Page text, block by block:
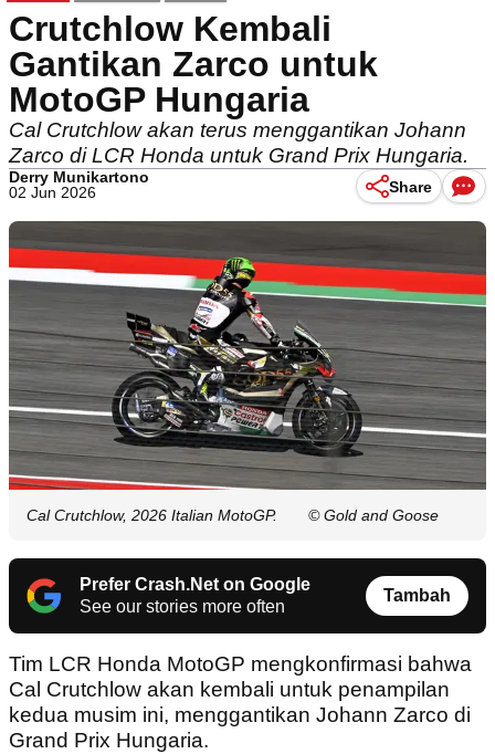
Crutchlow Kembali
Gantikan Zarco untuk
MotoGP Hungaria
Cal Crutchlow akan terus menggantikan Johann
Zarco di LCR Honda untuk Grand Prix Hungaria.
Derry Munikartono
02 Jun 2026
Share
Cal Crutchlow, 2026 Italian MotoGP. © Gold and Goose
Prefer Crash.Net on Google
See our stories more often
Tambah
Tim LCR Honda MotoGP mengkonfirmasi bahwa
Cal Crutchlow akan kembali untuk penampilan
kedua musim ini, menggantikan Johann Zarco di
Grand Prix Hungaria.